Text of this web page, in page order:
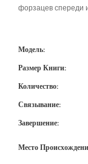
форзацев спереди
Модель:
Размер Книги:
Количество:
Связывание:
Завершение:
Место